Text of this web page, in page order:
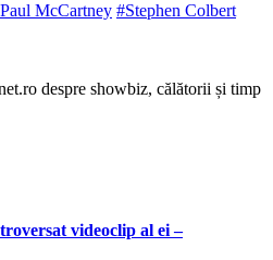
McCartney #Stephen Colbert
despre showbiz, călătorii și timp
videoclip al ei –